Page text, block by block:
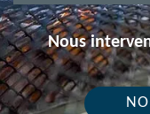
Nous